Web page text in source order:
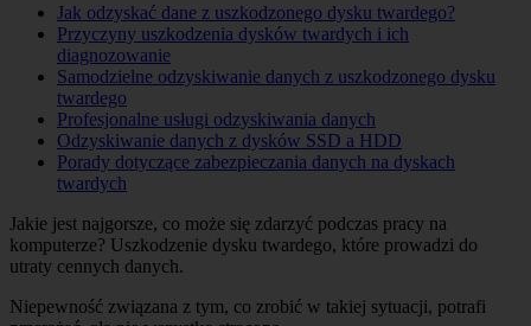
Jak odzyskać dane z uszkodzonego dysku twardego?
Przyczyny uszkodzenia dysków twardych i ich
diagnozowanie
Samodzielne odzyskiwanie danych z uszkodzonego dysku
twardego
Profesjonalne usługi odzyskiwania danych
Odzyskiwanie danych z dysków SSD a HDD
Porady dotyczące zabezpieczania danych na dyskach
twardych
Jakie jest najgorsze, co może się zdarzyć podczas pracy na
komputerze? Uszkodzenie dysku twardego, które prowadzi do
utraty cennych danych.
Niepewność związana z tym, co zrobić w takiej sytuacji, potrafi